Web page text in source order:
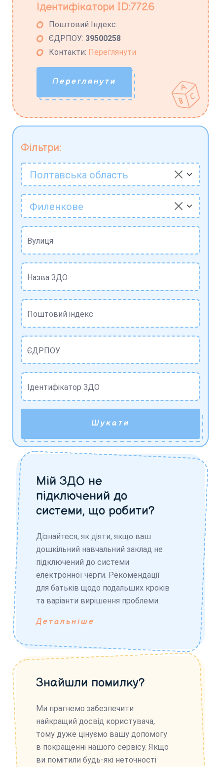
Фільтри:
Полтавська область
Филенкове
Вулиця
Назва ЗДО
Поштовий індекс
ЄДРПОУ
Ідентифікатор ЗДО
Шукати
Мій ЗДО не
підключений до
системи, що робити?
Дізнайтеся, як діяти, якщо ваш
дошкільний навчальний заклад не
підключений до системи
електронної черги. Рекомендації
для батьків щодо подальших кроків
та варіанти вирішення проблеми.
Детальніше
Знайшли помилку?
Ми прагнемо забезпечити
найкращий досвід користувача,
тому дуже цінуємо вашу допомогу
в покращенні нашого сервісу. Якщо
ви помітили будь-які неточності
Ідентифікатори ID:7726
Поштовий Індекс:
ЄДРПОУ: 39500258
Контакти: Переглянути
Переглянути